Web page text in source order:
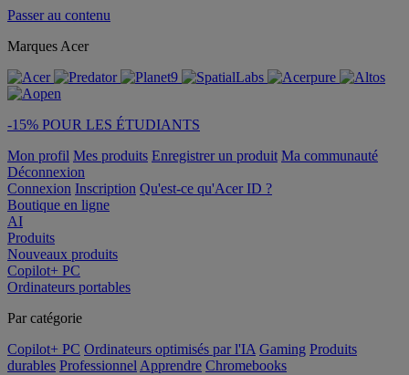
Passer au contenu
Marques Acer
-15% POUR LES ÉTUDIANTS
Mon profil Mes produits Enregistrer un produit Ma communauté
Déconnexion
Connexion Inscription Qu'est-ce qu'Acer ID ?
Boutique en ligne
AI
Produits
Nouveaux produits
Copilot+ PC
Ordinateurs portables
Par catégorie
Copilot+ PC Ordinateurs optimisés par l'IA Gaming Produits
durables Professionnel Apprendre Chromebooks